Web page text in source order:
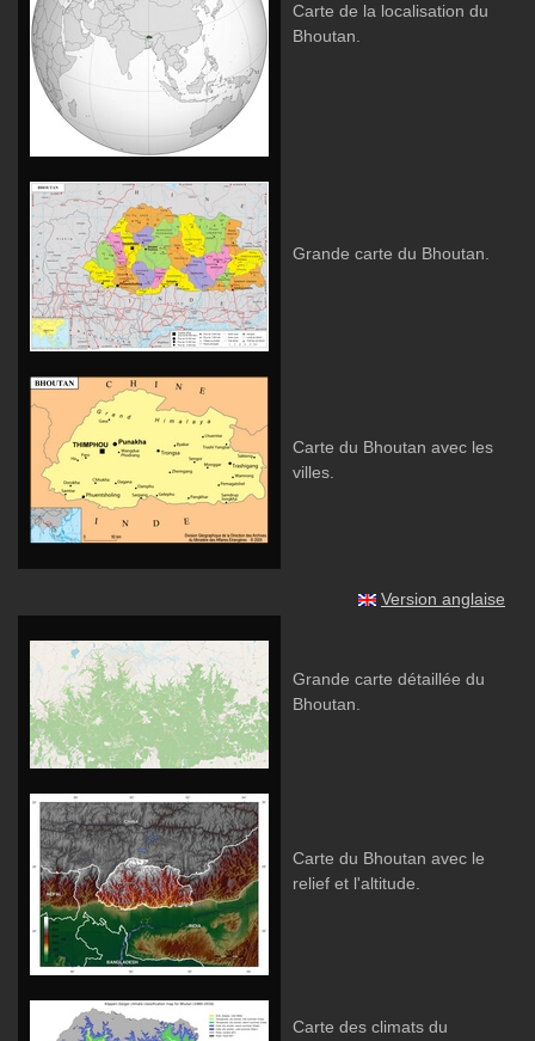
Carte de la localisation du
Bhoutan.
Grande carte du Bhoutan.
Carte du Bhoutan avec les
villes.
Version anglaise
Grande carte détaillée du
Bhoutan.
Carte du Bhoutan avec le
relief et l'altitude.
Carte des climats du